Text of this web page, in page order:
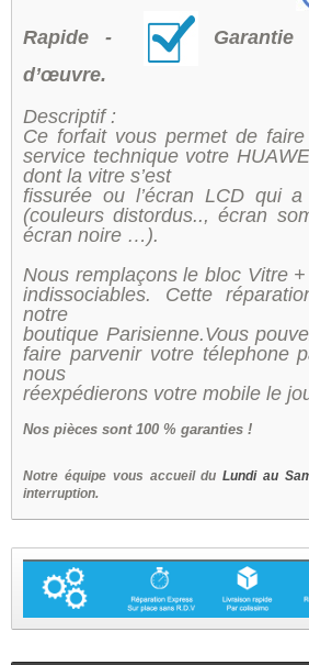
Rapide -
Garantie
d’œuvre.
Descriptif :
Ce forfait vous permet de
service technique votre
dont la vitre s’est
fissurée ou l’écran LCD qui
(couleurs distordus.., écran
écran noire …).
Nous remplaçons le bloc Vitre
indissociables. Cette
notre
boutique Parisienne.Vous
faire parvenir votre télephone
nous
réexpédierons votre mobile le
Nos pièces sont 100 % garanties !
Notre équipe vous accueil duLundi au
interruption.